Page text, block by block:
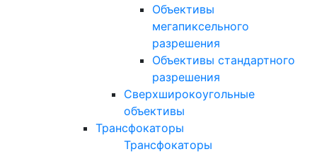
Объективы
мегапиксельного
разрешения
Объективы стандартного
разрешения
Сверхширокоугольные
объективы
Трансфокаторы
Трансфокаторы